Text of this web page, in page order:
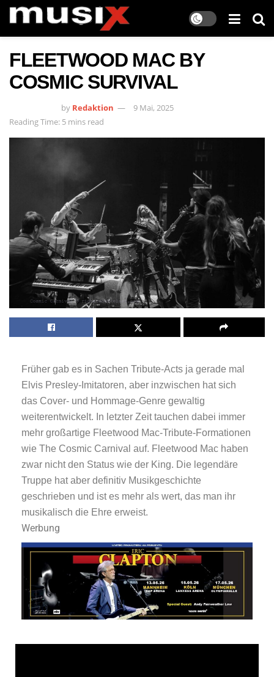
FLEETWOOD MAC BY
COSMIC SURVIVAL
by Redaktion
9 Mai, 2025
Reading Time: 5 mins read
Früher gab es in Sachen Tribute-Acts ja gerade mal
Elvis Presley-Imitatoren, aber inzwischen hat sich
das Cover- und Hommage-Genre gewaltig
weiterentwickelt. In letzter Zeit tauchen dabei immer
mehr großartige Fleetwood Mac-Tribute-Formationen
wie The Cosmic Carnival auf. Fleetwood Mac haben
zwar nicht den Status wie der King. Die legendäre
Truppe hat aber definitiv Musikgeschichte
geschrieben und ist es mehr als wert, das man ihr
musikalisch die Ehre erweist.
Werbung